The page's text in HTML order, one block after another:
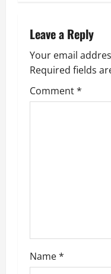
a
v
i
g
Leave a Reply
Your email
Required fields
Comment*
Name*